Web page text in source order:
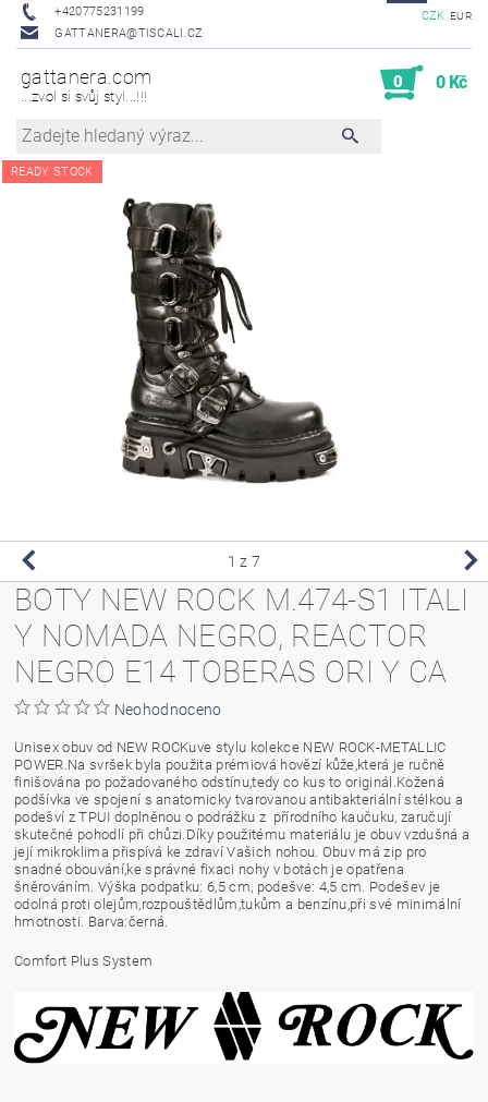
+420775231199
GATTANERA@TISCALI.CZ
CZK EUR
gattanera.com
...zvol si svůj styl...!!!
0 0 Kč
READY STOCK
1 z 7
BOTY NEW ROCK M.474-S1 ITALI
Y NOMADA NEGRO, REACTOR
NEGRO E14 TOBERAS ORI Y CA
Neohodnoceno
Unisex obuv od NEW ROCKuve stylu kolekce NEW ROCK-METALLIC
POWER.Na svršek byla použita prémiová hovězí kůže,která je ručně
finišována po požadovaného odstínu,tedy co kus to originál.Kožená
podšívka ve spojení s anatomicky tvarovanou antibakteriální stélkou a
podešví z TPUI doplněnou o podrážku z přírodního kaučuku, zaručují
skutečné pohodlí při chůzi.Díky použitému materiálu je obuv vzdušná a
její mikroklima přispívá ke zdraví Vašich nohou. Obuv má zip pro
snadné obouvání,ke správné fixaci nohy v botách je opatřena
šněrováním. Výška podpatku: 6,5 cm, podešve: 4,5 cm. Podešev je
odolná proti olejům,rozpouštědlům,tukům a benzínu,při své minimální
hmotnosti. Barva:černá.
Comfort Plus System